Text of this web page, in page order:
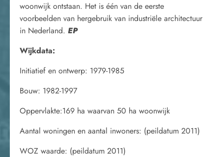
woonwijk ontstaan. Het is één van de eerste
voorbeelden van hergebruik van industriële architectuur
in Nederland. EP
Wijkdata:
Initiatief en ontwerp: 1979-1985
Bouw: 1982-1997
Oppervlakte:169 ha waarvan 50 ha woonwijk
Aantal woningen en aantal inwoners: (peildatum 2011)
WOZ waarde: (peildatum 2011)